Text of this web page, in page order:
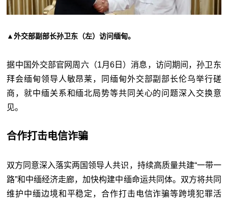
▲外交部副部长孙卫东（左）访问缅甸。
据中国外交部官网周六（1月6日）消息，访问期间，孙卫东
拜会缅甸领导人敏昂莱，同缅甸外交部副部长伦乌举行磋
商，就中缅关系和缅北局势等共同关心的问题深入交换意
见。
合作打击电信诈骗
双方同意深入落实两国领导人共识，持续高质量共建“一带一
路”和中缅经济走廊，加快构建中缅命运共同体。双方将共同
维护中缅边境和平稳定，合作打击电信诈骗等跨境犯罪活